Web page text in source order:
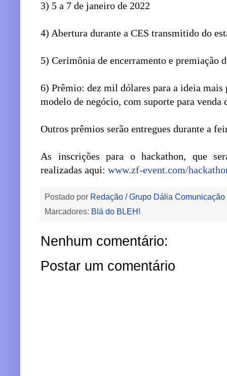
3) 5 a 7 de janeiro de 2022
4) Abertura durante a CES transmitido do
5) Cerimônia de encerramento e premiação
6) Prêmio: dez mil dólares para a ideia mais
modelo de negócio, com suporte para venda
Outros prêmios serão entregues durante a
As inscrições para o hackathon, que
realizadas aqui: www.zf-event.com/
Postado por Redação / Grupo Dália Comunicação
Marcadores: Blá do BLEH!
Nenhum comentário:
Postar um comentário